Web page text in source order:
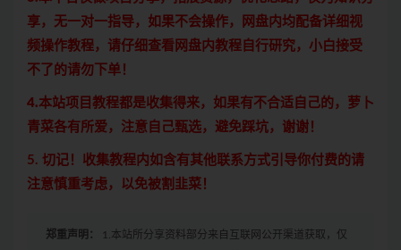
享，无一对一指导，如果不会操作，网盘内均配备详细视
频操作教程，请仔细查看网盘内教程自行研究，小白接受
不了的请勿下单！
4.本站项目教程都是收集得来，如果有不合适自己的，萝卜
青菜各有所爱，注意自己甄选，避免踩坑，谢谢！
5. 切记！收集教程内如含有其他联系方式引导你付费的请
注意慎重考虑，以免被割韭菜！
郑重声明：
1.本站所分享资料部分来自互联网公开渠道获取，仅